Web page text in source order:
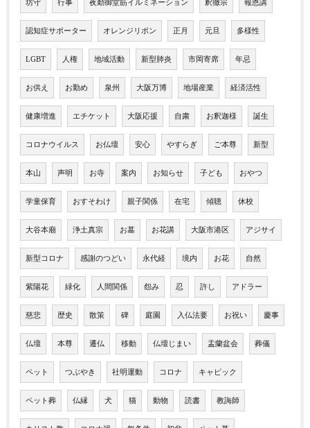
坊守 行事 夜勤御堂筋イルミネーション 釈徹宗 報恩講
認知症サポーター オレンジリボン 正月 元旦 多様性
LGBT 人権 地域活動 新型肺炎 市岡寄席 年忌
お供え お勤め 泉州 大阪万博 地場産業 経済活性
健康増進 エチケット 大阪応援 自粛 お釈迦様 誕生
コロナウイルス お仏壇 安心 やすらぎ ご本尊 新型
本山 声明 お寺 案内 お知らせ 子ども おやつ
学童保育 おすそわけ 親子関係 在宅 傾聴 休校
大谷本廟 浄土真宗 お墓 お花講 大阪市港区 アジサイ
新型コロナ 感謝のつどい 永代経 境内 お花 自然
紫陽花 緑化 人間関係 怨み 忍 許し アドラー
慈悲 歴史 散策 碑 庭園 入仏法要 お祝い 慶事
仏壇 本尊 遷仏 移動 仏壇じまい 盂蘭盆会 葬儀
ペット つぶやき 社明運動 コロナ キャピック
ペット葬 仏縁 犬 猫 動物 読書 教誨師